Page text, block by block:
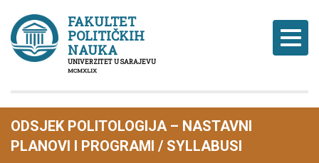
FAKULTET
POLITIČKIH
NAUKA
UNIVERZITET U SARAJEVU
MCMXLIX
ODSJEK POLITOLOGIJA – NASTAVNI
PLANOVI I PROGRAMI / SYLLABUSI